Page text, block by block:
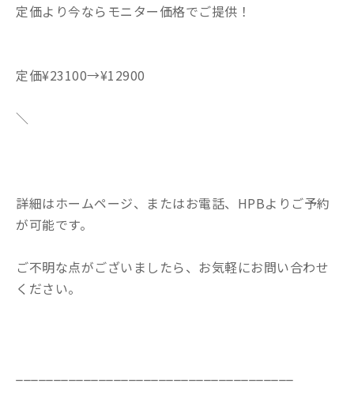
定価より今ならモニター価格でご提供！
定価¥23100→¥12900
＼
詳細はホームページ、またはお電話、HPBよりご予約
が可能です。
ご不明な点がございましたら、お気軽にお問い合わせ
ください。